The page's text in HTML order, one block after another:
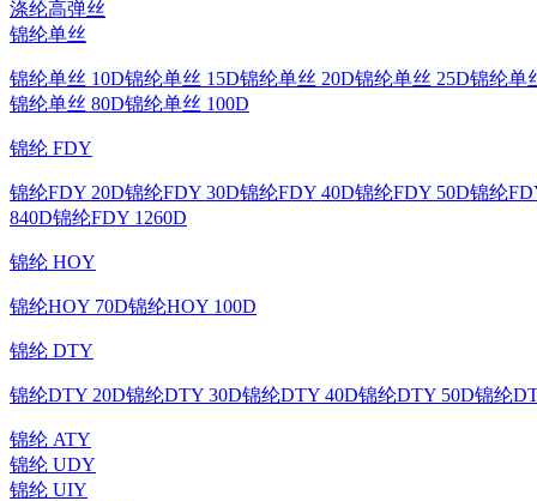
涤纶高弹丝
锦纶单丝
锦纶单丝 10D锦纶单丝 15D锦纶单丝 20D锦纶单丝 25D锦纶单
锦纶单丝 80D锦纶单丝 100D
锦纶 FDY
锦纶FDY 20D锦纶FDY 30D锦纶FDY 40D锦纶FDY 50D锦纶
840D锦纶FDY 1260D
锦纶 HOY
锦纶HOY 70D锦纶HOY 100D
锦纶 DTY
锦纶DTY 20D锦纶DTY 30D锦纶DTY 40D锦纶DTY 50D锦纶
锦纶 ATY
锦纶 UDY
锦纶 UIY